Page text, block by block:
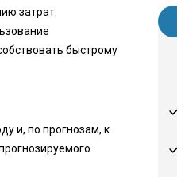
затрат.
быстрому
и, по прогнозам, к